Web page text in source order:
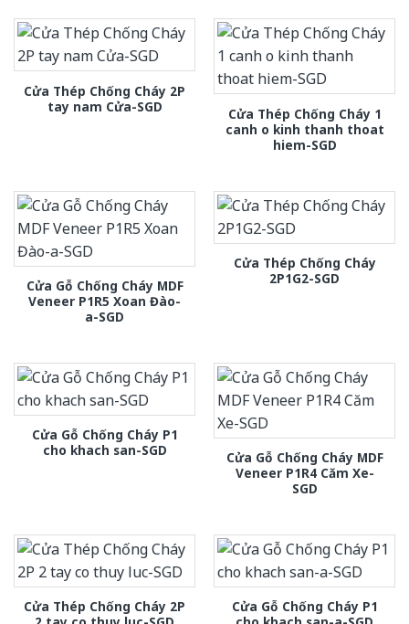
Cửa Thép Chống Cháy 2P
tay nam Cửa-SGD
Cửa Thép Chống Cháy 1
canh o kinh thanh thoat
hiem-SGD
Cửa Gỗ Chống Cháy MDF
Veneer P1R5 Xoan Đào-
a-SGD
Cửa Thép Chống Cháy
2P1G2-SGD
Cửa Gỗ Chống Cháy P1
cho khach san-SGD
Cửa Gỗ Chống Cháy MDF
Veneer P1R4 Căm Xe-
SGD
Cửa Thép Chống Cháy 2P
Cửa Gỗ Chống Cháy P1